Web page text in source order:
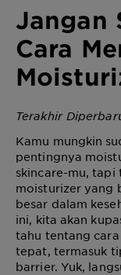
Jangan
Cara
Terakhir
Kamu mungkin
pentingnya
skincare-mu, tapi
moisturizer yang
besar dalam
ini, kita akan
tahu tentang
tepat, termasuk
barrier. Yuk,